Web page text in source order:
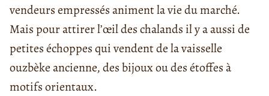
vendeurs empressés animent la vie du marché.
Mais pour attirer l’œil des chalands il y a aussi de
petites échoppes qui vendent de la vaisselle
ouzbèke ancienne, des bijoux ou des étoffes à
motifs orientaux.